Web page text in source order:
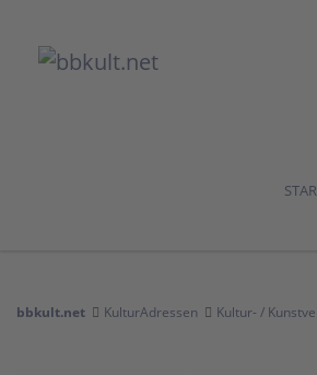
bbkult.net KulturAdressen Kultur- /